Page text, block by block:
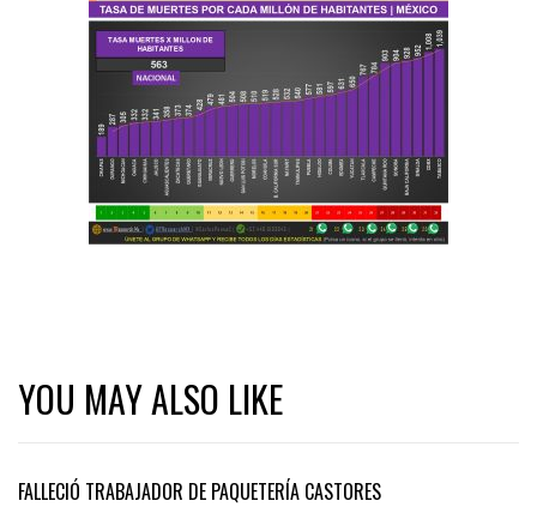
YOU MAY ALSO LIKE
FALLECIÓ TRABAJADOR DE PAQUETERÍA CASTORES